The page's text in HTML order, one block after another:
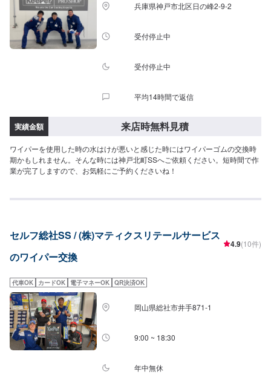
兵庫県神戸市北区日の峰2-9-2
受付停止中
受付停止中
平均14時間で返信
実績金額 来店時無料見積
ワイパーを使用した時の水はけが悪いと感じた時にはワイパーゴムの交換時
期かもしれません。そんな時には神戸北町SSへご依頼ください。短時間で作
業が完了しますので、お気軽にご予約くださいね！
セルフ総社SS / (株)マティクスリテールサービス
のワイパー交換
4.9(10件)
代車OK カードOK 電子マネーOK QR決済OK
岡山県総社市井手871-1
9:00 ~ 18:30
年中無休